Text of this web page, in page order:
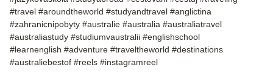
#travel #aroundtheworld #studyandtravel #anglictina
#zahranicnipobyty #australie #australia #australiatravel
#australiastudy #studiumvaustralii #englishschool
#learnenglish #adventure #traveltheworld #destinations
#australiebestof #reels #instagramreel